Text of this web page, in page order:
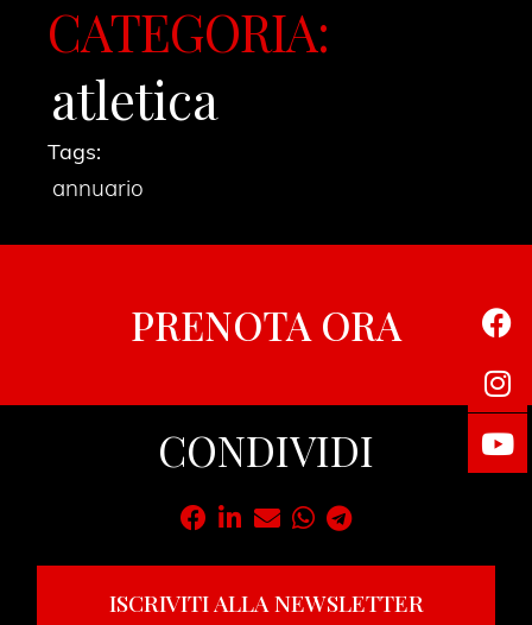
CATEGORIA:
atletica
Tags:
annuario
PRENOTA ORA
CONDIVIDI
ISCRIVITI ALLA NEWSLETTER